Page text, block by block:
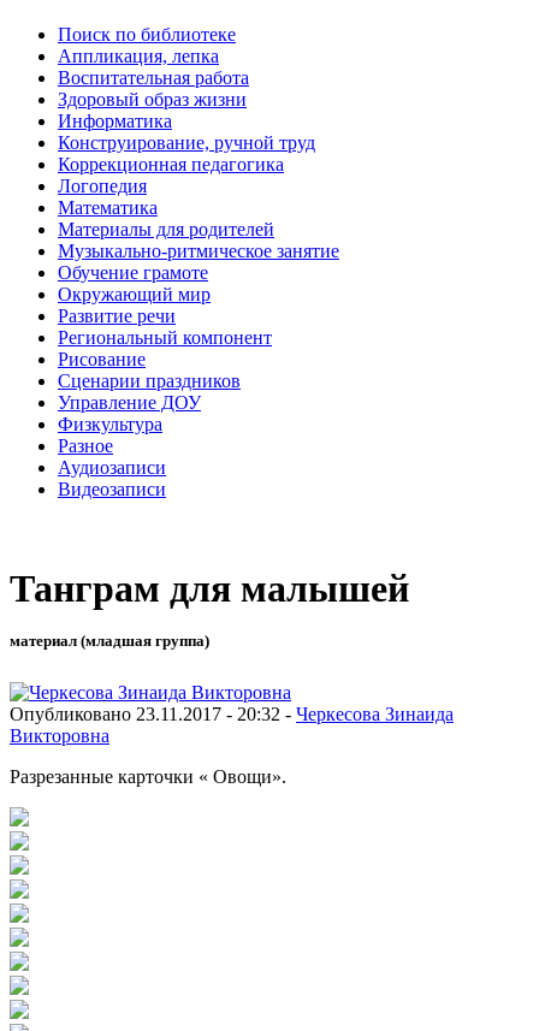
Поиск по библиотеке
Аппликация, лепка
Воспитательная работа
Здоровый образ жизни
Информатика
Конструирование, ручной труд
Коррекционная педагогика
Логопедия
Математика
Материалы для родителей
Музыкально-ритмическое занятие
Обучение грамоте
Окружающий мир
Развитие речи
Региональный компонент
Рисование
Сценарии праздников
Управление ДОУ
Физкультура
Разное
Аудиозаписи
Видеозаписи
Танграм для малышей
материал (младшая группа)
Опубликовано 23.11.2017 - 20:32 - Черкесова Зинаида
Викторовна
Разрезанные карточки « Овощи».